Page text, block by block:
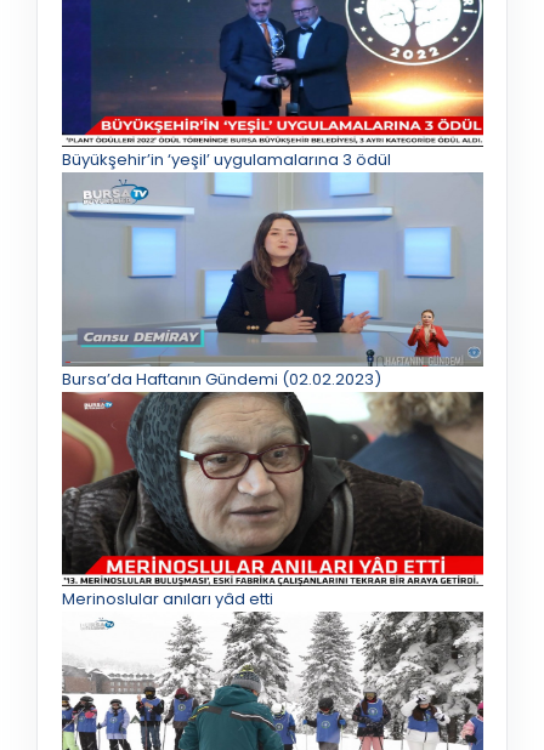
Büyükşehir’in ‘yeşil’ uygulamalarına 3 ödül
Bursa’da Haftanın Gündemi (02.02.2023)
Merinoslular anıları yâd etti